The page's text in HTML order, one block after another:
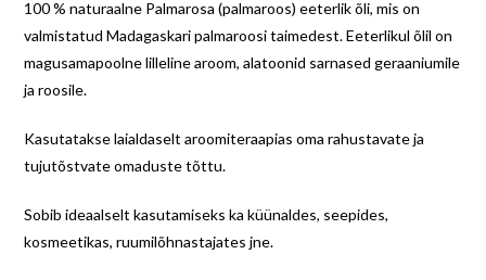
100 % naturaalne Palmarosa (palmaroos) eeterlik õli, mis on
valmistatud Madagaskari palmaroosi taimedest. Eeterlikul õlil on
magusamapoolne lilleline aroom, alatoonid sarnased geraaniumile
ja roosile.
Kasutatakse laialdaselt aroomiteraapias oma rahustavate ja
tujutõstvate omaduste tõttu.
Sobib ideaalselt kasutamiseks ka küünaldes, seepides,
kosmeetikas, ruumilõhnastajates jne.